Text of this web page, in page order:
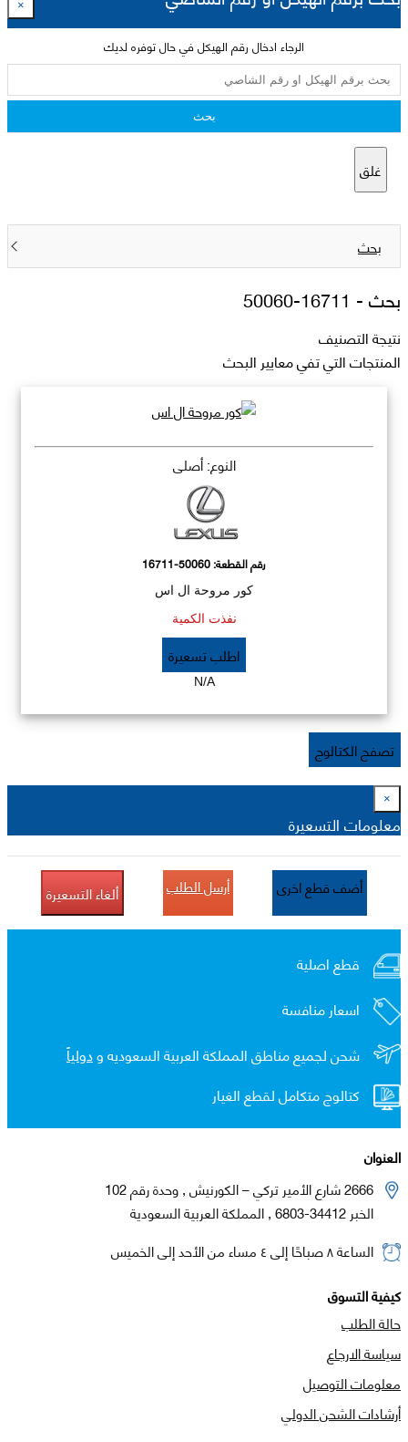
×
الرجاء ادخال رقم الهيكل في حال توفره لديك
بحث
غلق
بحث
بحث - 16711-50060
نتيجة التصنيف
المنتجات التي تفي معايير البحث
النوع: أصلي
رقم القطعة:16711-50060
كور مروحة ال اس
نفذت الكمية
اطلب تسعيرة
N/A
تصفح الكتالوج
×
معلومات التسعيرة
أضف قطع اخرى أرسل الطلب ألغاء التسعيرة
قطع اصلية
اسعار منافسة
شحن لجميع مناطق المملكة العربية السعوديه ودولياً
كتالوج متكامل لقطع الغيار
العنوان
2666 شارع الأمير تركي – الكورنيش , وحدة رقم 102
الخبر 34412-6803 , المملكة العربية السعودية
الساعة ٨ صباحًا إلى ٤ مساء من الأحد إلى الخميس
كيفية التسوق
حالة الطلب
سياسة الارجاع
معلومات التوصيل
أرشادات الشحن الدولي